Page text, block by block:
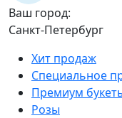
Ваш город:
Санкт-Петербург
Хит продаж
Специальное
Премиум
Розы